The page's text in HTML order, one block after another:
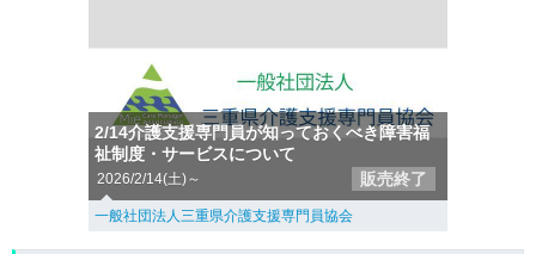
2/14介護支援専門員が知っておくべき障害福
祉制度・サービスについて
2026/2/14(土)～ 販売終了
一般社団法人三重県介護支援専門員協会